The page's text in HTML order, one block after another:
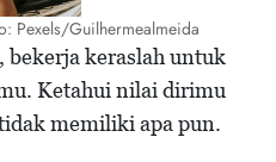
Pexels/Guilhermealmeida
bekerja keraslah untuk
Ketahui nilai dirimu
memiliki apa pun.